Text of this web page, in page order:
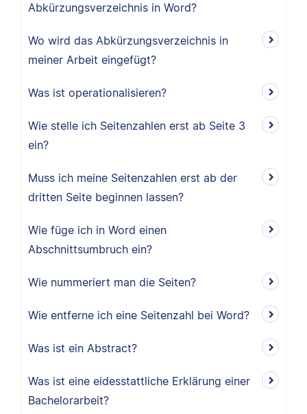
Abkürzungsverzeichnis in Word?
Wo wird das Abkürzungsverzeichnis in
meiner Arbeit eingefügt?
Was ist operationalisieren?
Wie stelle ich Seitenzahlen erst ab Seite 3
ein?
Muss ich meine Seitenzahlen erst ab der
dritten Seite beginnen lassen?
Wie füge ich in Word einen
Abschnittsumbruch ein?
Wie nummeriert man die Seiten?
Wie entferne ich eine Seitenzahl bei Word?
Was ist ein Abstract?
Was ist eine eidesstattliche Erklärung einer
Bachelorarbeit?